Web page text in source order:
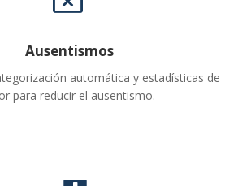
Ausentismos
automática y estadísticas de
para reducir el ausentismo.